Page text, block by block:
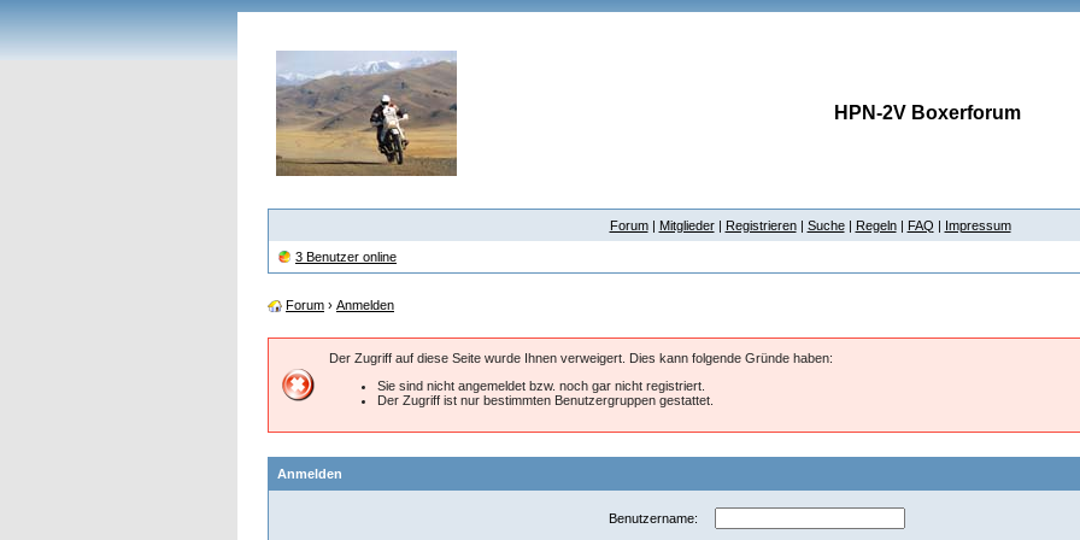
HPN-2V Boxerforum
Forum| Mitglieder| Registrieren| Suche| Regeln| FAQ | Impressum
3 Benutzer online
Forum › Anmelden
Der Zugriff auf diese Seite wurde Ihnen verweigert. Dies kann folgende Gründe haben:
Sie sind nicht angemeldet bzw. noch gar nicht registriert.
Der Zugriff ist nur bestimmten Benutzergruppen gestattet.
Anmelden
Benutzername: